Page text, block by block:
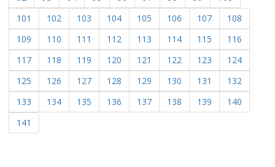
101
102 103 104 105 106 107
108
109
110 111 112 113 114 115
116
117
118 119 120 121 122 123
124
125
126 127 128 129 130 131
132
133
134 135 136 137 138 139
140
141